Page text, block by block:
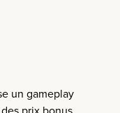
un gameplay